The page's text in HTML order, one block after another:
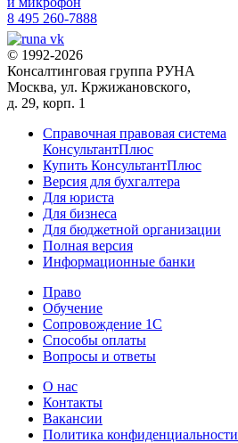
8 495 260-7888
© 1992-2026
Консалтинговая группа РУНА
Москва, ул. Кржижановского,
д. 29, корп. 1
Справочная правовая система
КонсультантПлюс
Купить КонсультантПлюс
Версия для бухгалтера
Для юриста
Для бизнеса
Для бюджетной организации
Полная версия
Информационные банки
Право
Обучение
Сопровождение 1С
Способы оплаты
Вопросы и ответы
О нас
Контакты
Вакансии
Политика конфиденциальности